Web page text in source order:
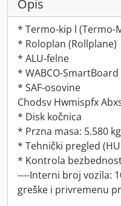
Opis
* Termo-kip l (Termo-
* Roloplan (Rollplane)
* ALU-felne
* WABCO-SmartBoard
* SAF-osovine
Chodsv Hwmispfx
* Disk kočnica
* Przna masa: 5.580 kg
* Tehnički pregled
* Kontrola
----Interni broj vozila:
greške i privremenu